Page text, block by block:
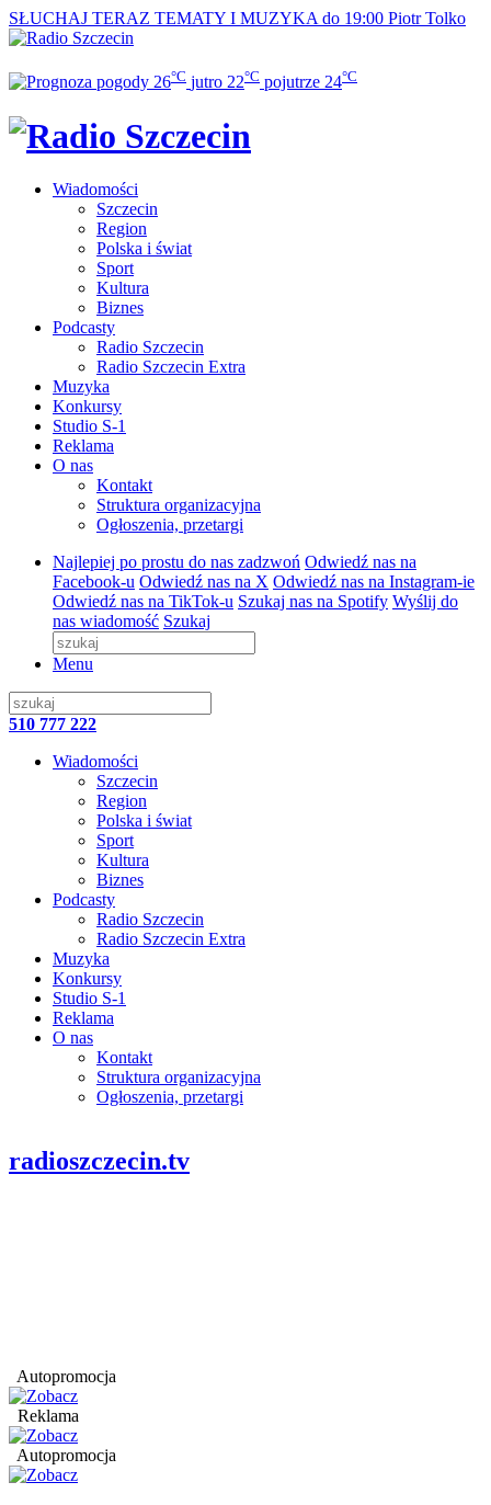
SŁUCHAJ TERAZ TEMATY I MUZYKA do 19:00 Piotr Tolko
26°C jutro 22°C pojutrze 24°C
Wiadomości
Szczecin
Region
Polska i świat
Sport
Kultura
Biznes
Podcasty
Radio Szczecin
Radio Szczecin Extra
Muzyka
Konkursy
Studio S-1
Reklama
O nas
Kontakt
Struktura organizacyjna
Ogłoszenia, przetargi
Najlepiej po prostu do nas zadzwoń Odwiedź nas na
Facebook-u Odwiedź nas na X Odwiedź nas na Instagram-ie
Odwiedź nas na TikTok-u Szukaj nas na Spotify Wyślij do
nas wiadomość Szukaj
Menu
510 777 222
Wiadomości
Szczecin
Region
Polska i świat
Sport
Kultura
Biznes
Podcasty
Radio Szczecin
Radio Szczecin Extra
Muzyka
Konkursy
Studio S-1
Reklama
O nas
Kontakt
Struktura organizacyjna
Ogłoszenia, przetargi
radioszczecin.tv
Autopromocja
Reklama
Autopromocja